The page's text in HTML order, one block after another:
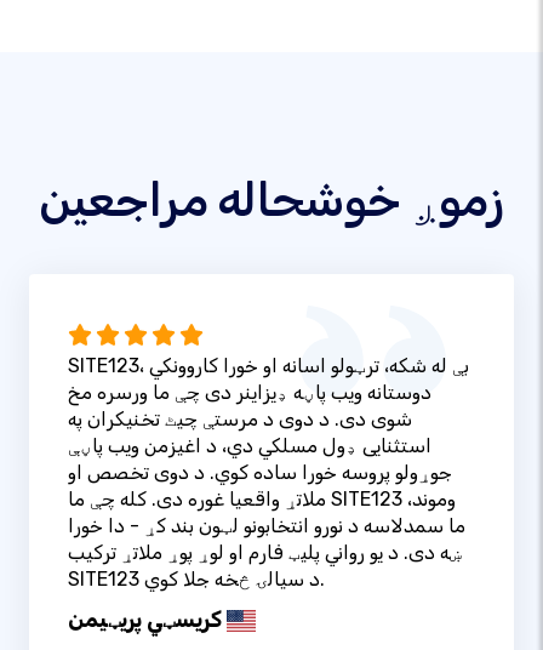
زموږ خوشحاله مراجعین
SITE123، بې له شکه، ترټولو اسانه او خورا کاروونکي
دوستانه ویب پاڼه ډیزاینر دی چې ما ورسره مخ
شوی دی. د دوی د مرستې چیٹ تخنیکران په
استثنایی ډول مسلکي دي، د اغیزمن ویب پاڼې
جوړولو پروسه خورا ساده کوي. د دوی تخصص او
ملاتړ واقعیا غوره دی. کله چې ما SITE123 وموند،
ما سمدلاسه د نورو انتخابونو لټون بند کړ - دا خورا
ښه دی. د یو رواني پلیټ فارم او لوړ پوړ ملاتړ ترکیب
SITE123 د سیالۍ څخه جلا کوي.
کریسټي پریټيمن